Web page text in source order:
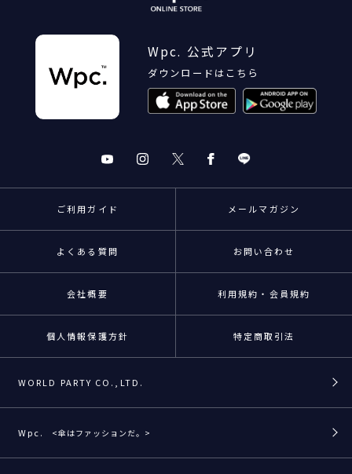
Wpc. 公式アプリ
ダウンロードはこちら
ご利用ガイド メールマガジン
よくある質問 お問い合わせ
会社概要 利用規約・会員規約
個人情報保護方針 特定商取引法
WORLD PARTY CO.,LTD.
Wpc. <傘はファッションだ。>